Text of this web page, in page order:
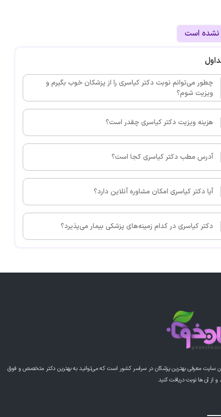
نشده است
چطور می‌توانم نوبت دکتر کیاسری را از پزشکان خوب بگیرم و
ویزیت شوم؟
هزینه ویزیت دکتر کیاسری چقدر است؟
آدرس مطب دکتر کیاسری کجا است؟
آیا دکتر کیاسری امکان مشاوره آنلاین دارد؟
دکتر کیاسری در کدام زمینه‌های پزشکی بیمار می‌پذیرد؟
سایت معرفی بهترین پزشکان در سراسر کشور است که می‌توانید به بهترین دکتر متخصص و فوق
آن ها نوبت دریافت کنید